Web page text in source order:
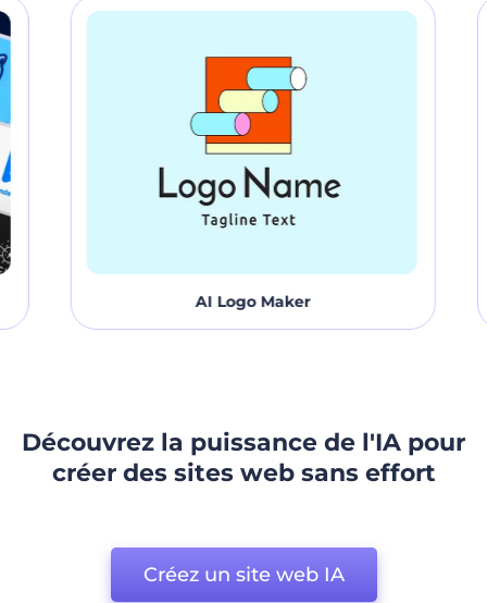
AI Logo Maker
Découvrez la puissance de l'IA pour
créer des sites web sans effort
Créez un site web IA